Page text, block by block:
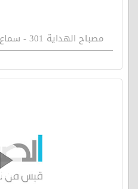
مصباح الهداية 301 - سماع الله تعالى عبده